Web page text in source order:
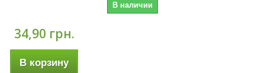
В наличии
34,90 грн.
В корзину